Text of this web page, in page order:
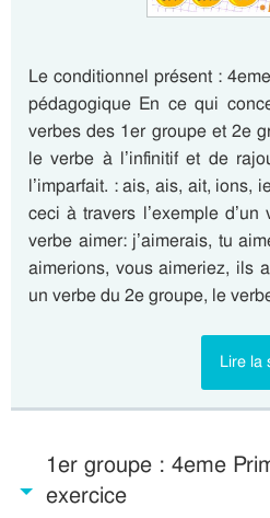
Le conditionnel présent :
pédagogique En ce qui
verbes des 1er groupe et 2e
le verbe à l’infinitif et de
l’imparfait. : ais, ais, ait, ions,
ceci à travers l’exemple
verbe aimer: j’aimerais, tu
aimerions, vous aimeriez, ils
un verbe du 2e groupe, le
Lire la
1er groupe : 4eme
exercice